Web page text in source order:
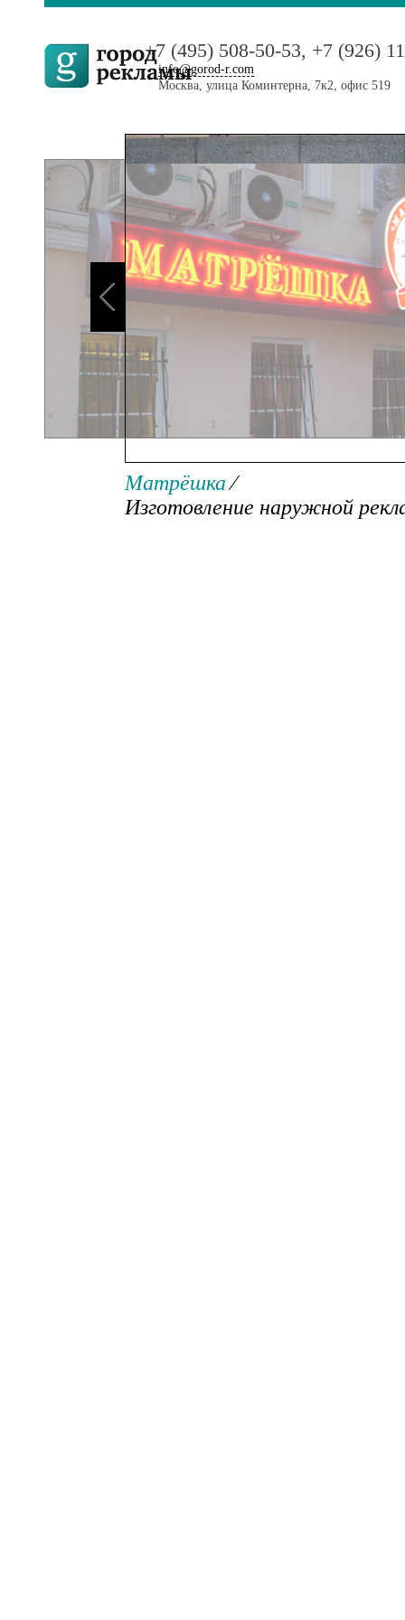
+7 (495) 508-50-53, +7 (926)
info@gorod-r.com
Москва, улица Коминтерна, 7к2, офис 519
Изготовление наружной
Матрёшка ⁄
Изготовление наружной